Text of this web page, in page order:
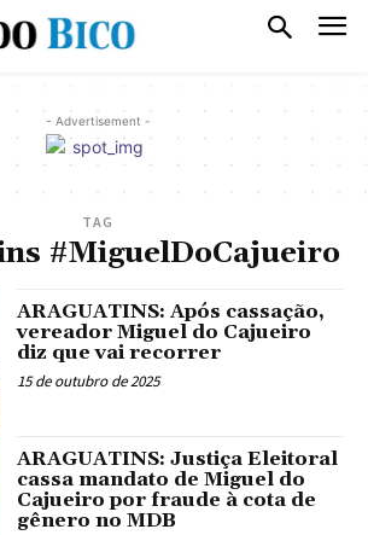
- Advertisement -
TAG
#MiguelDoCajueiro
ARAGUATINS: Após cassação,
vereador Miguel do Cajueiro
diz que vai recorrer
15 de outubro de 2025
ARAGUATINS: Justiça Eleitoral
cassa mandato de Miguel do
Cajueiro por fraude à cota de
gênero no MDB